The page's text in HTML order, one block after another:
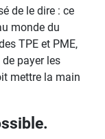
de le dire : ce
monde du
TPE et PME,
payer les
mettre la main